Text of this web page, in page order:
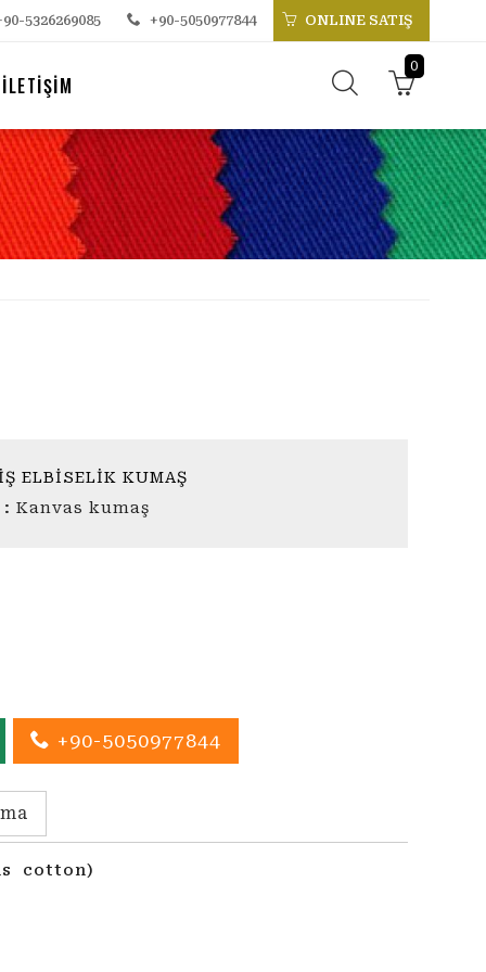
5326269085 +90-5050977844 ONLINE SATIŞ
İLETİŞİM
0
ELBİSELİK KUMAŞ
: Kanvas kumaş
+90-5050977844
cotton)